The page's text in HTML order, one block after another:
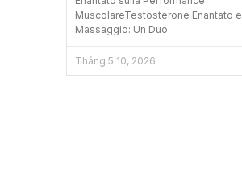
MuscolareTestosterone Enantato e
Massaggio: Un Duo
Tháng 5 10, 2026